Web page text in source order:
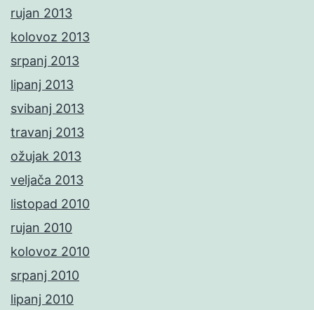
rujan 2013
kolovoz 2013
srpanj 2013
lipanj 2013
svibanj 2013
travanj 2013
ožujak 2013
veljača 2013
listopad 2010
rujan 2010
kolovoz 2010
srpanj 2010
lipanj 2010